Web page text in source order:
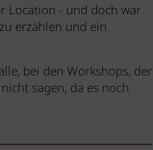
Location - und doch war
erzählen und ein
bei den Workshops, der
sagen, da es noch